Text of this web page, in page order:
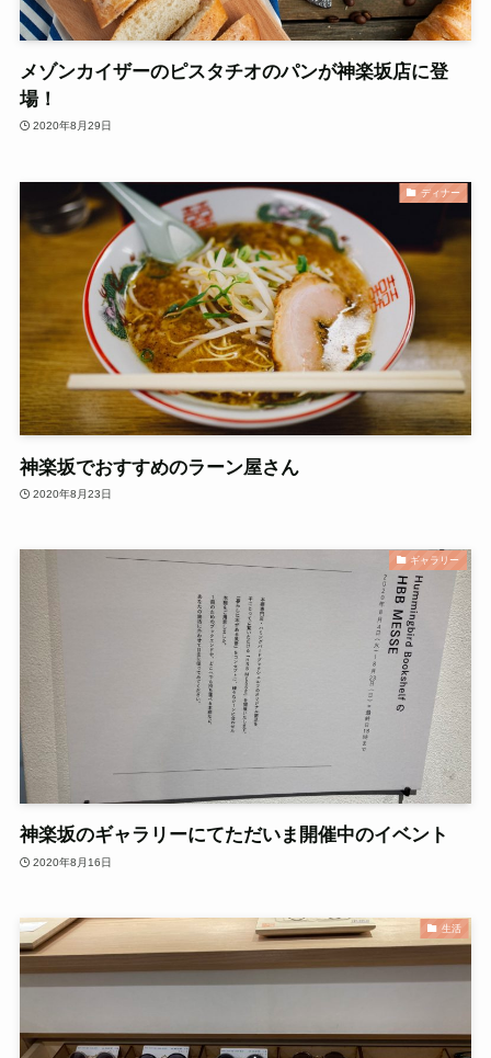
メゾンカイザーのピスタチオのパンが神楽坂店に登
場！
2020年8月29日
ディナー
神楽坂でおすすめのラーン屋さん
2020年8月23日
ギャラリー
神楽坂のギャラリーにてただいま開催中のイベント
2020年8月16日
生活